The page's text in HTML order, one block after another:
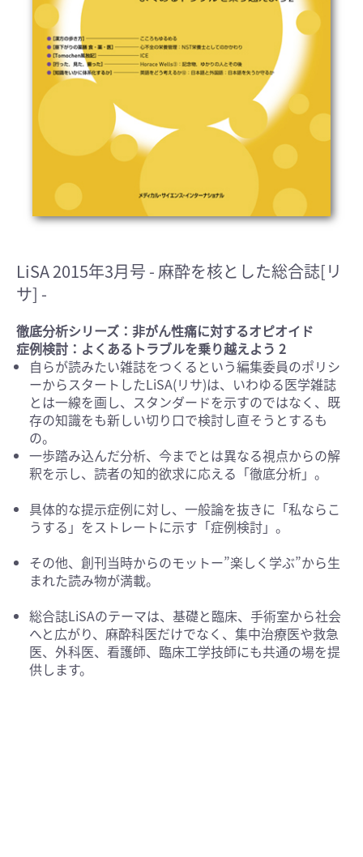
LiSA 2015年3月号 - 麻酔を核とした総合誌[リ
サ] -
徹底分析シリーズ：非がん性痛に対するオピオイド
症例検討：よくあるトラブルを乗り越えよう 2
自らが読みたい雑誌をつくるという編集委員のポリシ
ーからスタートしたLiSA(リサ)は、いわゆる医学雑誌
とは一線を画し、スタンダードを示すのではなく、既
存の知識をも新しい切り口で検討し直そうとするも
の。
一歩踏み込んだ分析、今までとは異なる視点からの解
釈を示し、読者の知的欲求に応える「徹底分析」。
具体的な提示症例に対し、一般論を抜きに「私ならこ
うする」をストレートに示す「症例検討」。
その他、創刊当時からのモットー”楽しく学ぶ”から生
まれた読み物が満載。
総合誌LiSAのテーマは、基礎と臨床、手術室から社会
へと広がり、麻酔科医だけでなく、集中治療医や救急
医、外科医、看護師、臨床工学技師にも共通の場を提
供します。